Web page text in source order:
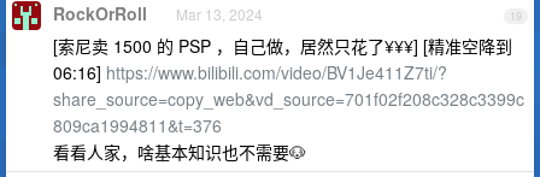
19
RockOrRoll Mar 13, 2024
[索尼卖 1500 的 PSP ，自己做，居然只花了¥¥¥] [精准空降到
06:16] https://www.bilibili.com/video/BV1Je411Z7ti/?
share_source=copy_web&vd_source=701f02f208c328c3399c
809ca1994811&t=376
看看人家，啥基本知识也不需要🐶